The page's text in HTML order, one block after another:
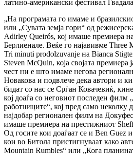
латино-американски фестивал
„На програмата го имаме и
или „Сувата земја гори“ од
Adirley Queirós, кој имаше премиера
Берлиенале. Веќе го најавивме Three
Tri minuti prodolzuvanje на Bianca
Steven McQuin, која својата премиера
чест ни е што имаме негова
Новакова и подвлече дека автори и
бидат со нас се Срѓан Ковачевиќ,
кој доаѓа со неговиот последен филм
работниците“, кој пред само неколку
најдобар регионален филм на
имаше премиера на престижниот
Од госите кои доаѓаат се и Ben Guez
кои во Битола пристигнуваат како
Mountain Rumbles“ или „Кога